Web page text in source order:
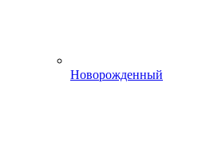
Новорожденный